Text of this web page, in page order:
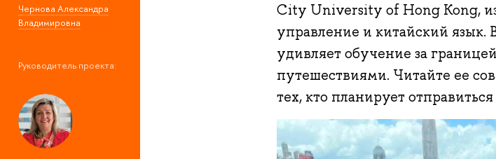
Чернова Александра
Владимировна
Руководитель проекта:
City University of Hong Kong,
управление и китайский язык.
удивляет обучение за
путешествиями. Читайте ее
тех, кто планирует